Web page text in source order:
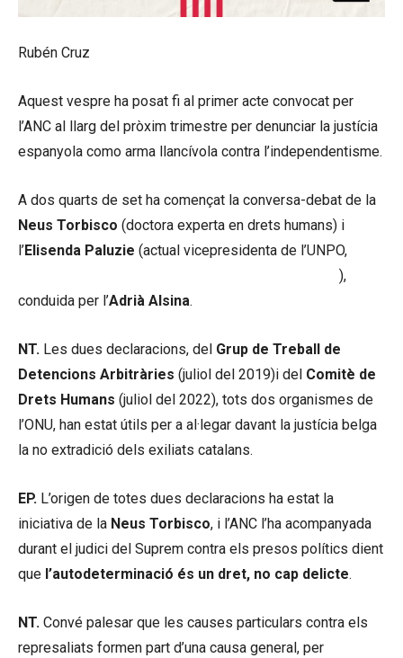
Rubén Cruz
Aquest vespre ha posat fi al primer acte convocat per
l’ANC al llarg del pròxim trimestre per denunciar la justícia
espanyola como arma llancívola contra l’independentisme.
A dos quarts de set ha començat la conversa-debat de la
Neus Torbisco (doctora experta en drets humans) i
l’Elisenda Paluzie (actual vicepresidenta de l’UNPO,
),
conduida per l’Adrià Alsina.
NT. Les dues declaracions, del Grup de Treball de
Detencions Arbitràries (juliol del 2019)i del Comitè de
Drets Humans (juliol del 2022), tots dos organismes de
l’ONU, han estat útils per a al·legar davant la justícia belga
la no extradició dels exiliats catalans.
EP. L’origen de totes dues declaracions ha estat la
iniciativa de la Neus Torbisco, i l’ANC l’ha acompanyada
durant el judici del Suprem contra els presos polítics dient
que l’autodeterminació és un dret, no cap delicte.
NT. Convé palesar que les causes particulars contra els
represaliats formen part d’una causa general, per